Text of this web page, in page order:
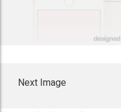
Next Image